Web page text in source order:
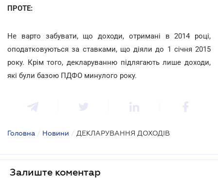
ПРОТЕ:
Не варто забувати, що доходи, отримані в 2014 році,
оподатковуються за ставками, що діяли до 1 січня 2015
року. Крім того, декларуванню підлягають лише доходи,
які були базою ПДФО минулого року.
Головна / Новини / ДЕКЛАРУВАННЯ ДОХОДІВ
Залиште коментар